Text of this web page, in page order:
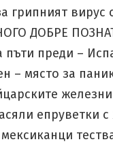
грипният вирус
ДОБРЕ
преди –
– място за
епруветки